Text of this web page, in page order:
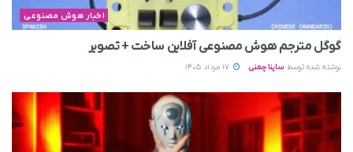
اخبار هوش مصنوعی
گوگل مترجم هوش مصنوعی آفلاین ساخت + تصویر
نوشته شده توسط ساینا چمنی